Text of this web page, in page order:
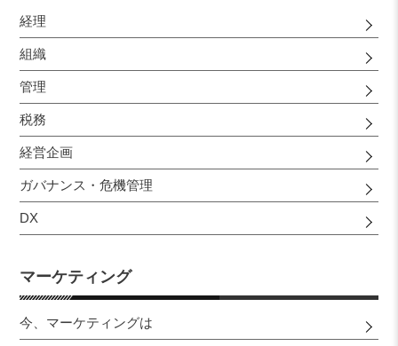
経理
組織
管理
税務
経営企画
ガバナンス・危機管理
DX
マーケティング
今、マーケティングは